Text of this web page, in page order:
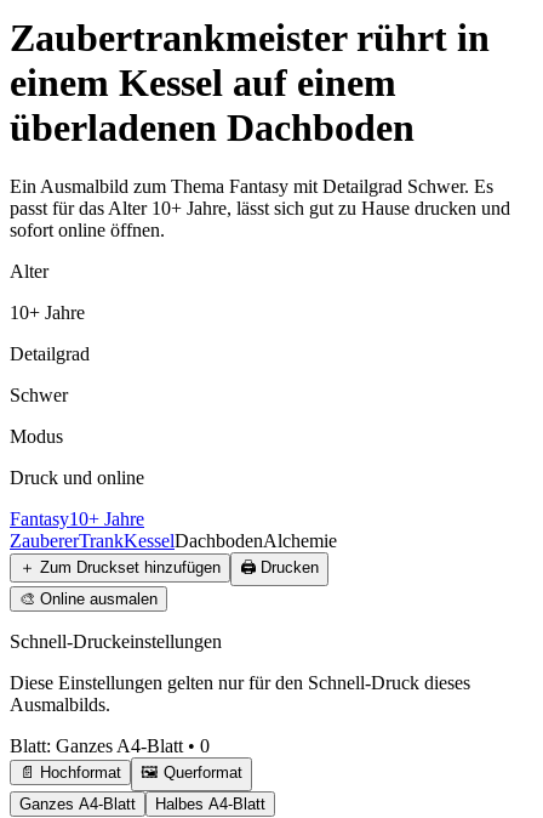
Zaubertrankmeister rührt in
einem Kessel auf einem
überladenen Dachboden
Ein Ausmalbild zum Thema Fantasy mit Detailgrad Schwer. Es
passt für das Alter 10+ Jahre, lässt sich gut zu Hause drucken und
sofort online öffnen.
Alter
10+ Jahre
Detailgrad
Schwer
Modus
Druck und online
Fantasy10+ Jahre
ZaubererTrankKesselDachbodenAlchemie
＋ Zum Druckset hinzufügen 🖨️ Drucken
🎨 Online ausmalen
Schnell-Druckeinstellungen
Diese Einstellungen gelten nur für den Schnell-Druck dieses
Ausmalbilds.
Blatt: Ganzes A4-Blatt • 0
📄 Hochformat
🖼️ Querformat
Ganzes A4-Blatt
Halbes A4-Blatt